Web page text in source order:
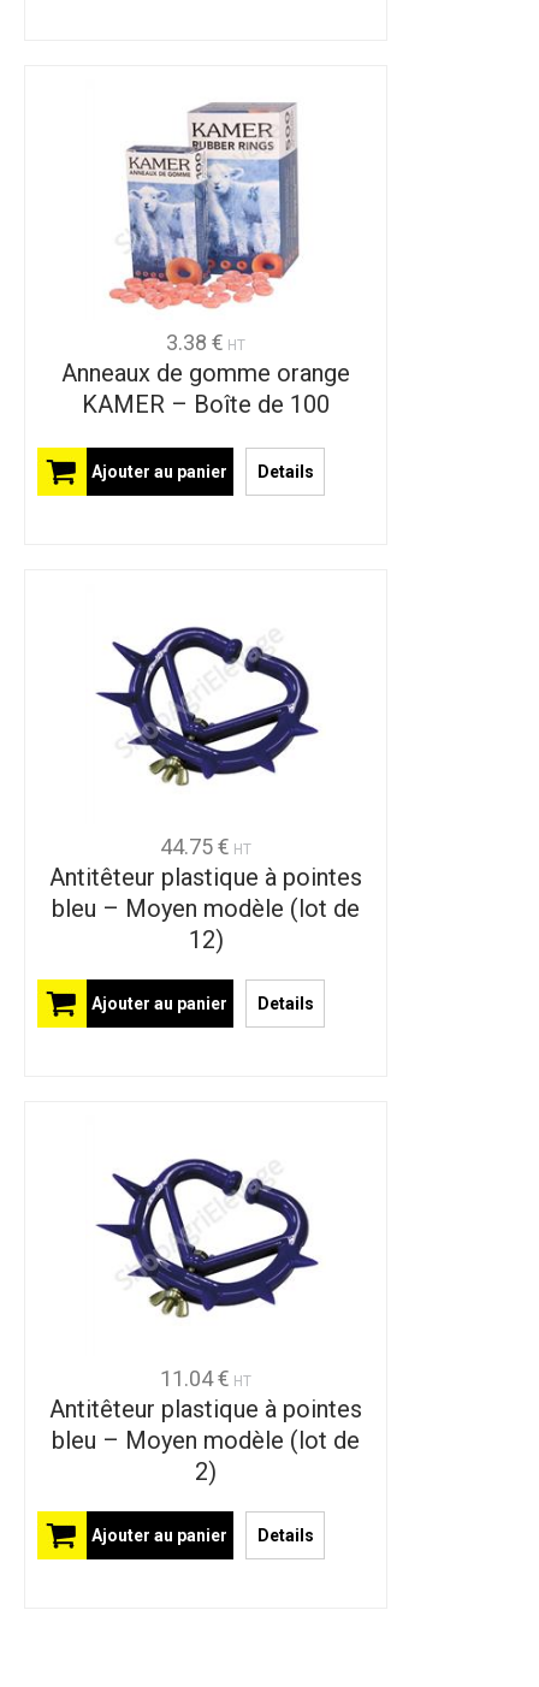
3.38 € HT
Anneaux de gomme orange
KAMER – Boîte de 100
Ajouter au panier Details
44.75 € HT
Antitêteur plastique à pointes
bleu – Moyen modèle (lot de
12)
Ajouter au panier Details
11.04 € HT
Antitêteur plastique à pointes
bleu – Moyen modèle (lot de
2)
Ajouter au panier Details